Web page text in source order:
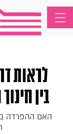
לראות
בין
האם ההפרדה